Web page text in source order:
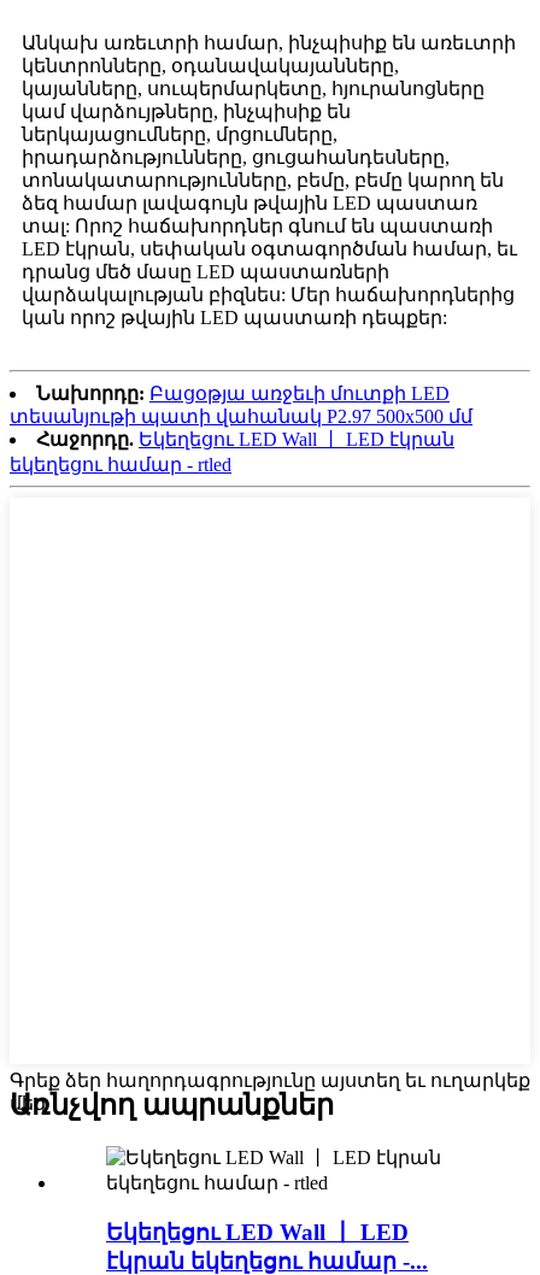
Անկախ առեւտրի համար, ինչպիսիք են առեւտրի
կենտրոնները, օդանավակայանները,
կայանները, սուպերմարկետը, հյուրանոցները
կամ վարձույթները, ինչպիսիք են
ներկայացումները, մրցումները,
իրադարձությունները, ցուցահանդեսները,
տոնակատարությունները, բեմը, բեմը կարող են
ձեզ համար լավագույն թվային LED պաստառ
տալ: Որոշ հաճախորդներ գնում են պաստառի
LED էկրան, սեփական օգտագործման համար, եւ
դրանց մեծ մասը LED պաստառների
վարձակալության բիզնես: Մեր հաճախորդներից
կան որոշ թվային LED պաստառի դեպքեր:
Նախորդը: Բացօթյա առջեւի մուտքի LED
տեսանյութի պատի վահանակ P2.97 500x500 մմ
Հաջորդը. Եկեղեցու LED Wall 丨 LED էկրան
եկեղեցու համար - rtled
Գրեք ձեր հաղորդագրությունը այստեղ եւ ուղարկեք
մեզ
Առնչվող ապրանքներ
Եկեղեցու LED Wall 丨 LED
էկրան եկեղեցու համար -...